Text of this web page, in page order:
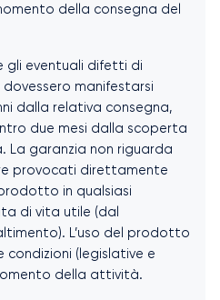
della consegna del
gli eventuali difetti di
manifestarsi
dalla relativa consegna,
due mesi dalla scoperta
garanzia non riguarda
provocati direttamente
in qualsiasi
di vita utile (dal
L’uso del prodotto
condizioni (legislative e
della attività.